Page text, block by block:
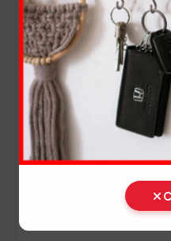
(Ganti Plat) di
Setiap lima tahun,
melakukan pergantian
kendaraan. Siapkan
STNK asli
SKPD asli
BPKB asli &